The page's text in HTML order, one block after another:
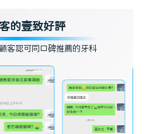
的壹致好評
客認可同口碑推薦的牙科